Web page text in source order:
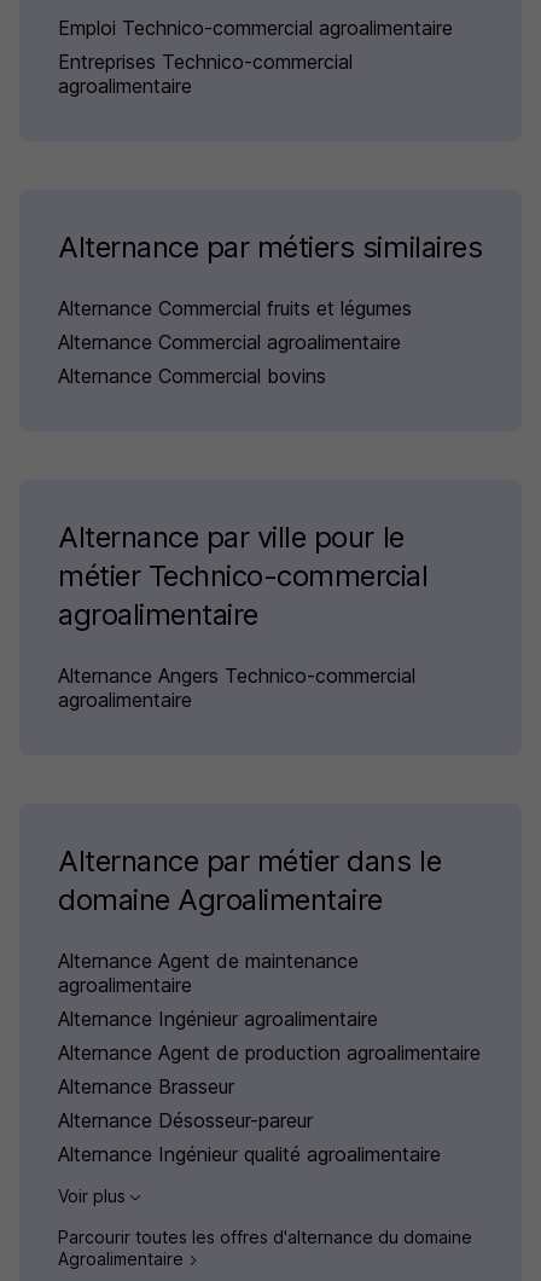
Emploi Technico-commercial agroalimentaire
Entreprises Technico-commercial
agroalimentaire
Alternance par métiers similaires
Alternance Commercial fruits et légumes
Alternance Commercial agroalimentaire
Alternance Commercial bovins
Alternance par ville pour le
métier Technico-commercial
agroalimentaire
Alternance Angers Technico-commercial
agroalimentaire
Alternance par métier dans le
domaine Agroalimentaire
Alternance Agent de maintenance
agroalimentaire
Alternance Ingénieur agroalimentaire
Alternance Agent de production agroalimentaire
Alternance Brasseur
Alternance Désosseur-pareur
Alternance Ingénieur qualité agroalimentaire
Voir plus
Parcourir toutes les offres d'alternance du domaine
Agroalimentaire